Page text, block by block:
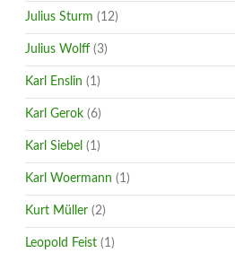
Julius Sturm (12)
Julius Wolff(3)
Karl Enslin (1)
Karl Gerok (6)
Karl Siebel (1)
Karl Woermann (1)
Kurt Müller (2)
Leopold Feist (1)